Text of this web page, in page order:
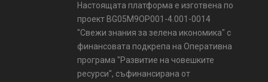
Настоящата платформа е изготвена по
проект BG05M9OP001-4.001-0014
"Свежи знания за зелена икономика" с
финансовата подкрепа на Оперативна
програма "Развитие на човешките
ресурси", съфинансирана от